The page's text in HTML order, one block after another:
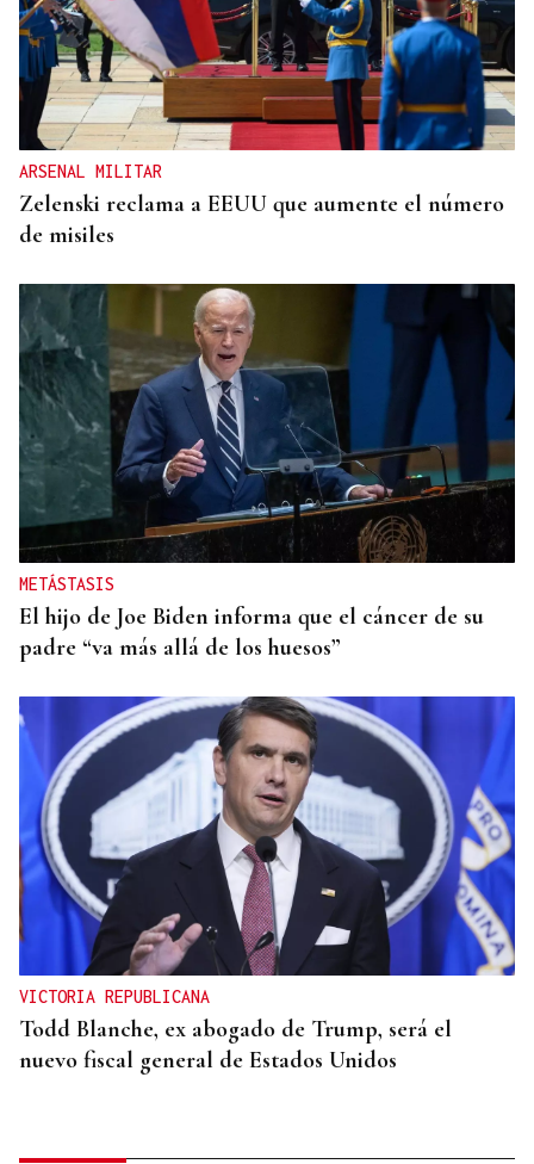
ARSENAL MILITAR
Zelenski reclama a EEUU que aumente el número
de misiles
METÁSTASIS
El hijo de Joe Biden informa que el cáncer de su
padre “va más allá de los huesos”
VICTORIA REPUBLICANA
Todd Blanche, ex abogado de Trump, será el
nuevo fiscal general de Estados Unidos